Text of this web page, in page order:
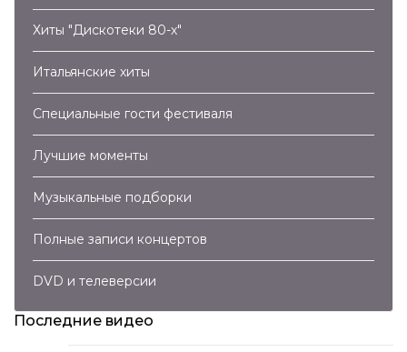
Хиты "Дискотеки 80-х"
Итальянские хиты
Специальные гости фестиваля
Лучшие моменты
Музыкальные подборки
Полные записи концертов
DVD и телеверсии
Последние видео